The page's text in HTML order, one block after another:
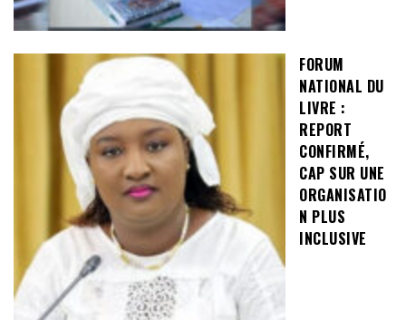
FORUM
NATIONAL DU
LIVRE :
REPORT
CONFIRMÉ,
CAP SUR UNE
ORGANISATIO
N PLUS
INCLUSIVE